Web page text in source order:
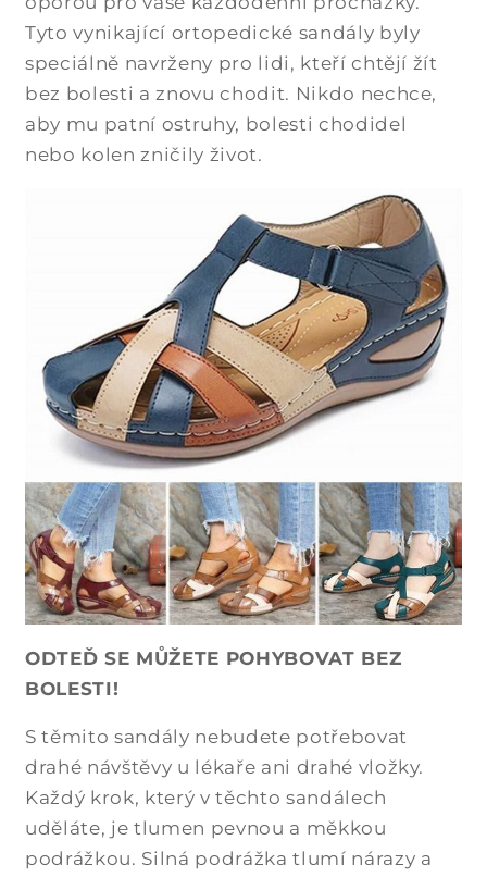
Tyto vynikající ortopedické sandály byly
speciálně navrženy pro lidi, kteří chtějí žít
bez bolesti a znovu chodit. Nikdo nechce,
aby mu patní ostruhy, bolesti chodidel
nebo kolen zničily život.
ODTEĎ SE MŮŽETE POHYBOVAT BEZ
BOLESTI!
S těmito sandály nebudete potřebovat
drahé návštěvy u lékaře ani drahé vložky.
Každý krok, který v těchto sandálech
uděláte, je tlumen pevnou a měkkou
podrážkou. Silná podrážka tlumí nárazy a